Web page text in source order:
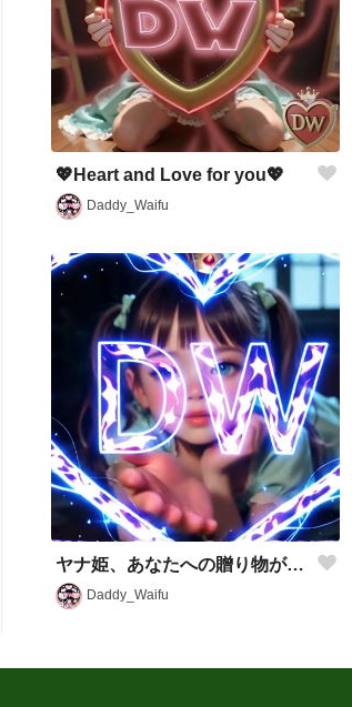
💖Heart and Love for you💖
Daddy_Waifu
ヤナ姫、あなたへの贈り物がありますよ！！！
Daddy_Waifu